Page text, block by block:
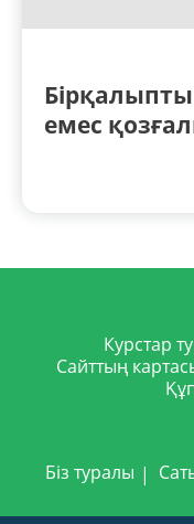
емес
Курстар
Сайттың
Біз туралы